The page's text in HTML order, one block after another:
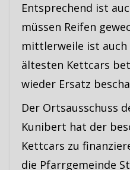
Entsprechend ist
müssen Reifen
mittlerweile ist auch
ältesten Kettcars
wieder Ersatz
Der Ortsausschuss
Kunibert hat der
Kettcars zu
die Pfarrgemeinde